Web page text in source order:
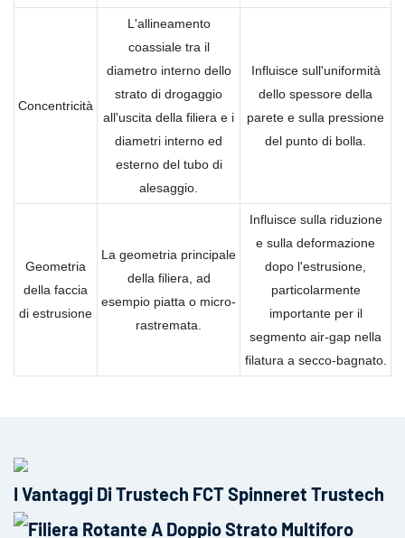
Concentricità
L'allineamento
coassiale tra il
diametro interno dello
strato di drogaggio
all'uscita della filiera e i
diametri interno ed
esterno del tubo di
alesaggio.
Influisce sull'uniformità
dello spessore della
parete e sulla pressione
del punto di bolla.
Geometria
della faccia
di estrusione
La geometria principale
della filiera, ad
esempio piatta o micro-
rastremata.
Influisce sulla riduzione
e sulla deformazione
dopo l'estrusione,
particolarmente
importante per il
segmento air-gap nella
filatura a secco-bagnato.
I Vantaggi Di Trustech FCT Spinneret Trustech